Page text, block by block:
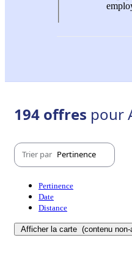
194 offres pour
Trier par Pertinence
Pertinence
Date
Distance
Afficher la carte (contenu